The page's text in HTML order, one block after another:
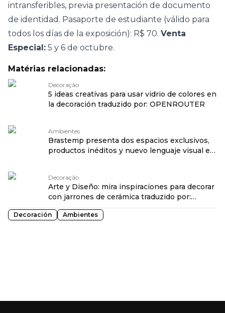
intransferibles, previa presentación de documento
de identidad. Pasaporte de estudiante (válido para
todos los días de la exposición): R$ 70. Venta
Especial: 5 y 6 de octubre.
Matérias relacionadas:
Decoração
5 ideas creativas para usar vidrio de colores en
la decoración traduzido por: OPENROUTER
Ambientes
Brastemp presenta dos espacios exclusivos,
productos inéditos y nuevo lenguaje visual en
Decoração
Arte y Diseño: mira inspiraciones para decorar
con jarrones de cerámica traduzido por:
OPENROUTER
Decoración Ambientes